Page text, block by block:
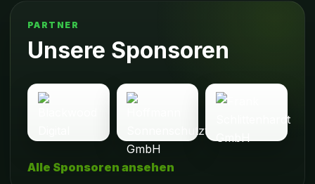
PARTNER
Unsere Sponsoren
Alle Sponsoren ansehen